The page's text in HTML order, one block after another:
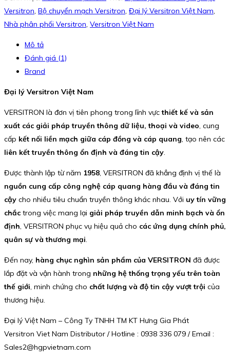
Versitron, Bộ chuyển mạch Versitron, Đại lý Versitron Việt Nam,
Nhà phân phối Versitron, Versitron Việt Nam
Mô tả
Đánh giá (1)
Brand
Đại lý Versitron Việt Nam
VERSITRON là đơn vị tiên phong trong lĩnh vựcthiết kế và sản
xuất các giải pháp truyền thông dữ liệu, thoại và video, cung
cấp kết nối liền mạch giữa cáp đồng và cáp quang, tạo nên các
liên kết truyền thông ổn định và đáng tin cậy.
Được thành lập từ năm 1958, VERSITRON đã khẳng định vị thế là
nguồn cung cấp công nghệ cáp quang hàng đầu và đáng tin
cậy cho nhiều tiêu chuẩn truyền thông khác nhau. Với uy tín vững
chắc trong việc mang lại giải pháp truyền dẫn minh bạch và ổn
định, VERSITRON phục vụ hiệu quả cho các ứng dụng chính phủ,
quân sự và thương mại.
Đến nay, hàng chục nghìn sản phẩm của VERSITRON đã được
lắp đặt và vận hành trong những hệ thống trọng yếu trên toàn
thế giới, minh chứng cho chất lượng và độ tin cậy vượt trội của
thương hiệu.
Đại lý Việt Nam – Công Ty TNHH TM KT Hưng Gia Phát
Versitron Viet Nam Distributor / Hotline : 0938 336 079 / Email :
Sales2@hgpvietnam.com